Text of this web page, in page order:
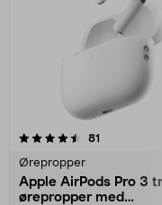
81
Ørepropper
Apple AirPods Pro 3
ørepropper med
4.0 av 5 stjerner